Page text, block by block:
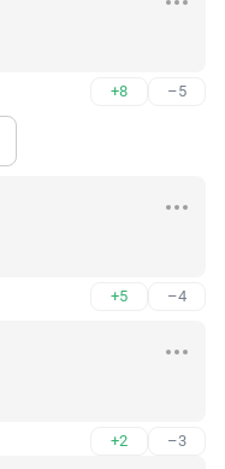
+8 –5
+5 –4
+2 –3